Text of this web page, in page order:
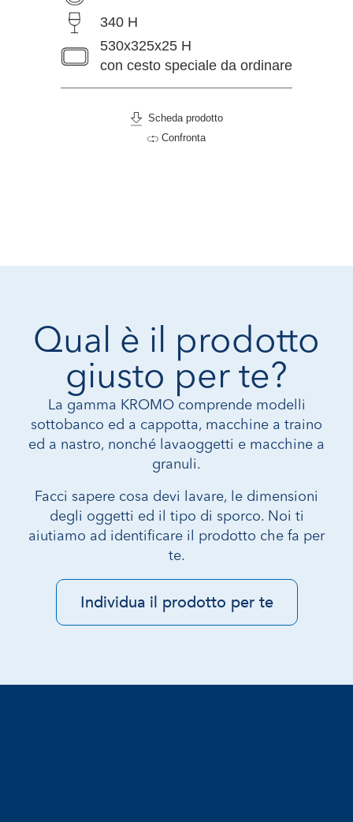
340 H
530x325x25 H
con cesto speciale da ordinare
Scheda prodotto
Confronta
Qual è il prodotto
giusto per te?
La gamma KROMO comprende modelli
sottobanco ed a cappotta, macchine a traino
ed a nastro, nonché lavaoggetti e macchine a
granuli.
Facci sapere cosa devi lavare, le dimensioni
degli oggetti ed il tipo di sporco. Noi ti
aiutiamo ad identificare il prodotto che fa per
te.
Individua il prodotto per te